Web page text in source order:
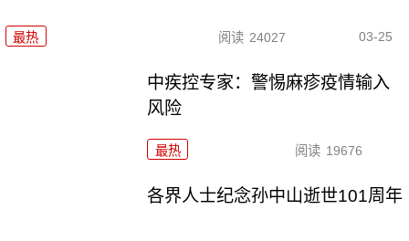
最热 阅读 24027 03-25
中疾控专家：警惕麻疹疫情输入
风险
最热 阅读 19676
各界人士纪念孙中山逝世101周年